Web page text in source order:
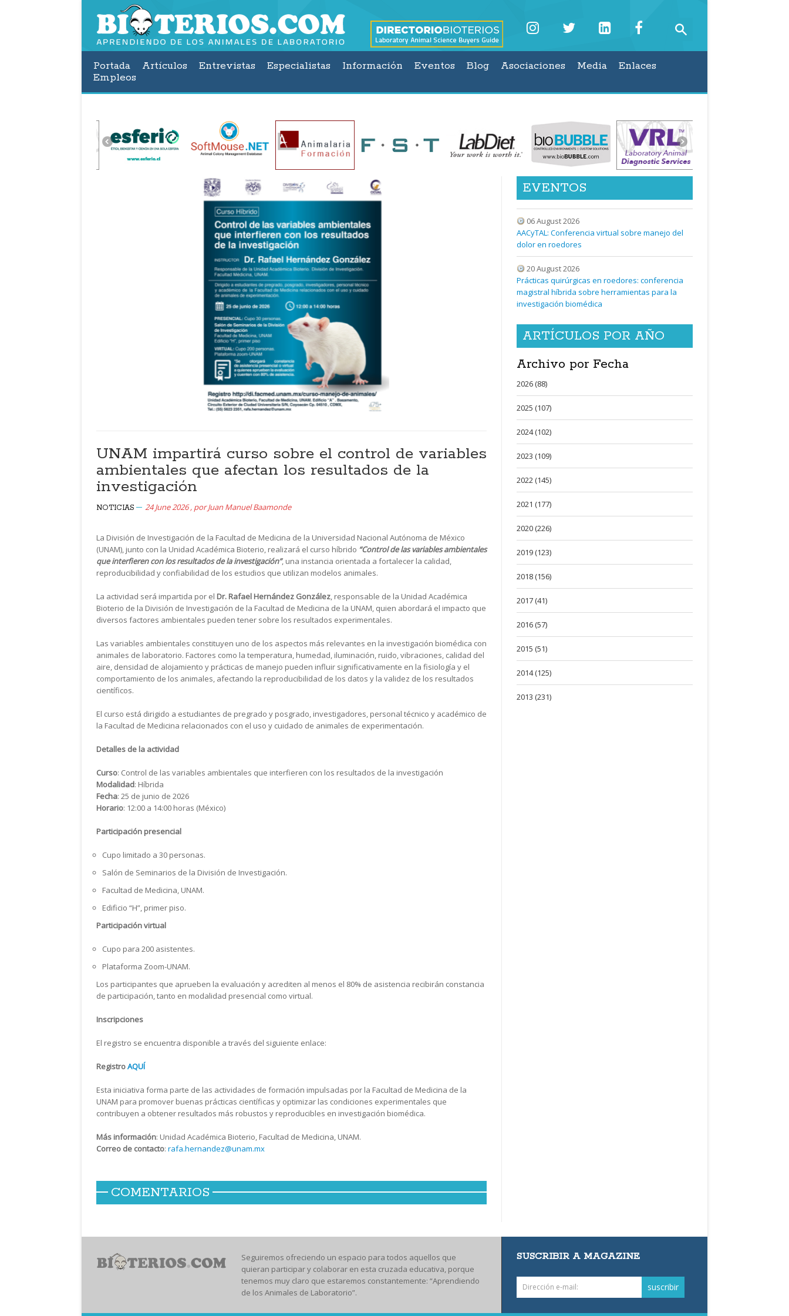
Portada Artículos Entrevistas Especialistas Información Eventos Blog Asociaciones Media
Enlaces
Empleos
UNAM impartirá curso sobre el control de variables
ambientales que afectan los resultados de la
investigación
NOTICIAS 24 June 2026 , porJuan Manuel Baamonde
La División de Investigación de la Facultad de Medicina de la Universidad Nacional Autónoma de México
(UNAM), junto con la Unidad Académica Bioterio, realizará el curso híbrido “Control de las variables ambientales
que interfieren con los resultados de la investigación”, una instancia orientada a fortalecer la calidad,
reproducibilidad y confiabilidad de los estudios que utilizan modelos animales.
La actividad será impartida por el Dr. Rafael Hernández González, responsable de la Unidad Académica
Bioterio de la División de Investigación de la Facultad de Medicina de la UNAM, quien abordará el impacto que
diversos factores ambientales pueden tener sobre los resultados experimentales.
Las variables ambientales constituyen uno de los aspectos más relevantes en la investigación biomédica con
animales de laboratorio. Factores como la temperatura, humedad, iluminación, ruido, vibraciones, calidad del
aire, densidad de alojamiento y prácticas de manejo pueden influir significativamente en la fisiología y el
comportamiento de los animales, afectando la reproducibilidad de los datos y la validez de los resultados
científicos.
El curso está dirigido a estudiantes de pregrado y posgrado, investigadores, personal técnico y académico de
la Facultad de Medicina relacionados con el uso y cuidado de animales de experimentación.
Detalles de la actividad
Curso: Control de las variables ambientales que interfieren con los resultados de la investigación
Modalidad: Híbrida
Fecha: 25 de junio de 2026
Horario: 12:00 a 14:00 horas (México)
Participación presencial
Cupo limitado a 30 personas.
Salón de Seminarios de la División de Investigación.
Facultad de Medicina, UNAM.
Edificio “H”, primer piso.
Participación virtual
Cupo para 200 asistentes.
Plataforma Zoom-UNAM.
Los participantes que aprueben la evaluación y acrediten al menos el 80% de asistencia recibirán constancia
de participación, tanto en modalidad presencial como virtual.
Inscripciones
El registro se encuentra disponible a través del siguiente enlace:
RegistroAQUÍ
Esta iniciativa forma parte de las actividades de formación impulsadas por la Facultad de Medicina de la
UNAM para promover buenas prácticas científicas y optimizar las condiciones experimentales que
contribuyen a obtener resultados más robustos y reproducibles en investigación biomédica.
Más información: Unidad Académica Bioterio, Facultad de Medicina, UNAM.
Correo de contacto: rafa.hernandez@unam.mx
COMENTARIOS
EVENTOS
06 August 2026
AACyTAL: Conferencia virtual sobre manejo del
dolor en roedores
20 August 2026
Prácticas quirúrgicas en roedores: conferencia
magistral híbrida sobre herramientas para la
investigación biomédica
ARTÍCULOS POR AÑO
Archivo por Fecha
2026 (88)
2025 (107)
2024 (102)
2023 (109)
2022 (145)
2021 (177)
2020 (226)
2019 (123)
2018 (156)
2017 (41)
2016 (57)
2015 (51)
2014 (125)
2013 (231)
Seguiremos ofreciendo un espacio para todos aquellos que
quieran participar y colaborar en esta cruzada educativa, porque
tenemos muy claro que estaremos constantemente: “Aprendiendo
de los Animales de Laboratorio”.
SUSCRIBIR A MAGAZINE